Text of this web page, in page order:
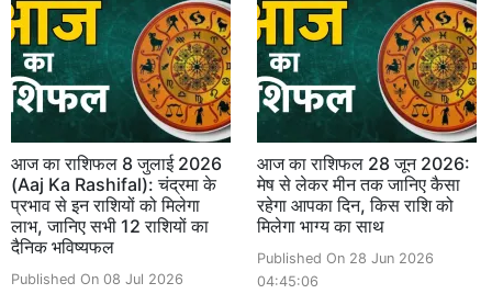
आज का राशिफल 8 जुलाई 2026
(Aaj Ka Rashifal): चंद्रमा के
प्रभाव से इन राशियों को मिलेगा
लाभ, जानिए सभी 12 राशियों का
दैनिक भविष्यफल
Published On 08 Jul 2026
आज का राशिफल 28 जून 2026:
मेष से लेकर मीन तक जानिए कैसा
रहेगा आपका दिन, किस राशि को
मिलेगा भाग्य का साथ
Published On 28 Jun 2026
04:45:06